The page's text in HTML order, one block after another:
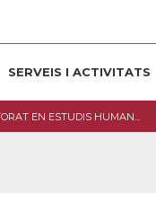
SERVEIS I ACTIVITATS
EN ESTUDIS HUMAN...